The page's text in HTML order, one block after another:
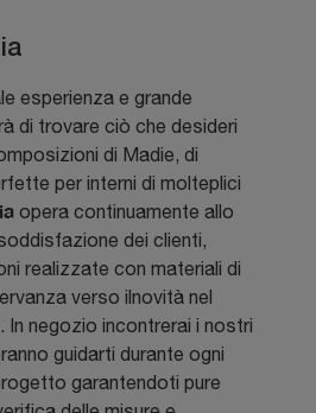
esperienza e grande
di trovare ciò che desideri
di Madie, di
per interni di molteplici
opera continuamente allo
dei clienti,
realizzate con materiali di
verso ilnovità nel
negozio incontrerai i nostri
guidarti durante ogni
garantendoti pure